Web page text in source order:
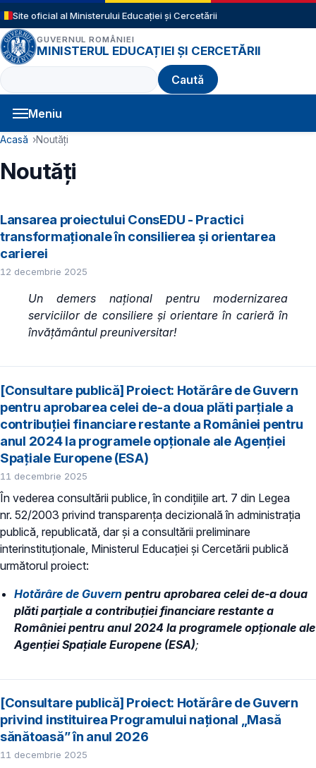
Sari la conținutul principal
Site oficial al Ministerului Educației și Cercetării
GUVERNUL ROMÂNIEI
MINISTERUL EDUCAȚIEI ȘI CERCETĂRII
Caută
Meniu
Navigație principală
Cale de navigare
Acasă Noutăți
Noutăți
Lansarea proiectului ConsEDU - Practici
transformaționale în consilierea și orientarea
carierei
12 decembrie 2025
Un demers național pentru modernizarea
serviciilor de consiliere și orientare în carieră în
învățământul preuniversitar!
[Consultare publică] Proiect: Hotărâre de Guvern
pentru aprobarea celei de-a doua plăti parțiale a
contribuției financiare restante a României pentru
anul 2024 la programele opționale ale Agenției
Spațiale Europene (ESA)
11 decembrie 2025
În vederea consultării publice, în condiţiile art. 7 din Legea
nr. 52/2003 privind transparenţa decizională în administraţia
publică, republicată, dar și a consultării preliminare
interinstituționale, Ministerul Educaţiei și Cercetării publică
următorul proiect:
Hotărâre de Guvern pentru aprobarea celei de-a doua
plăti parțiale a contribuției financiare restante a
României pentru anul 2024 la programele opționale ale
Agenției Spațiale Europene (ESA);
[Consultare publică] Proiect: Hotărâre de Guvern
privind instituirea Programului național „Masă
sănătoasă” în anul 2026
11 decembrie 2025